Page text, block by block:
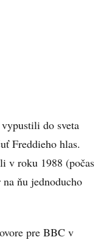
vypustili do sveta
Freddieho hlas.
v roku 1988 (počas
ňu jednoducho
pre BBC v